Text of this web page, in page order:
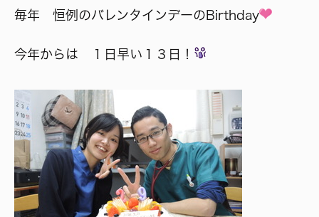
毎年 恒例のバレンタインデーのBirthday
今年からは １日早い１３日！